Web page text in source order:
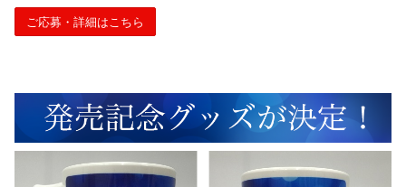
ご応募・詳細はこちら